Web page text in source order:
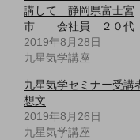
講して 静岡県富士宮
市 会社員 ２０代
2019年8月28日
九星気学講座
九星気学セミナー受講
想文
2019年8月26日
九星気学講座